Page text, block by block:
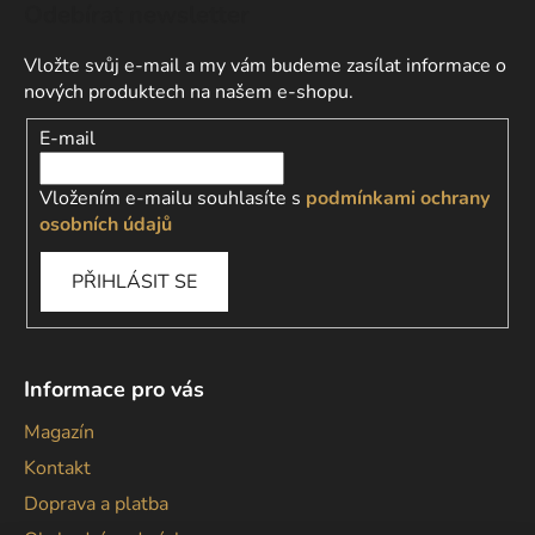
Vložte svůj e-mail a my vám budeme zasílat informace o
nových produktech na našem e-shopu.
E-mail
Vložením e-mailu souhlasíte s podmínkami ochrany
osobních údajů
PŘIHLÁSIT SE
Informace pro vás
Magazín
Kontakt
Doprava a platba